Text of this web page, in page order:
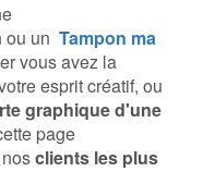
ou un Tampon ma
vous avez la
esprit créatif, ou
graphique d'une
page
clients les plus